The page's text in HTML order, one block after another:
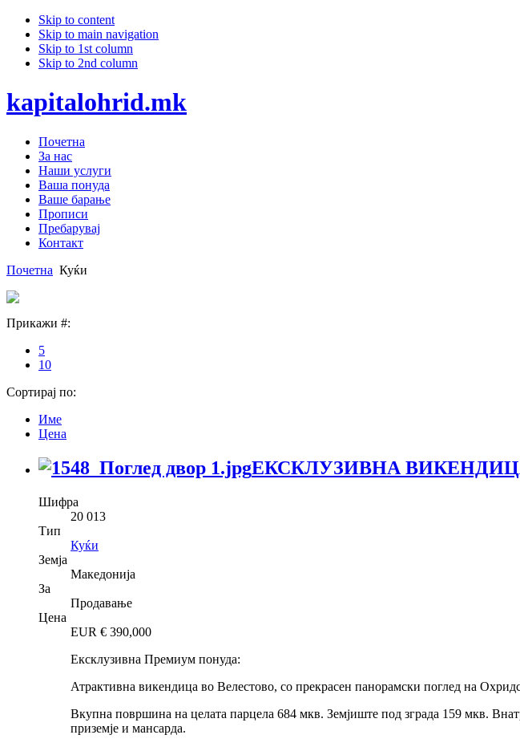
Skip to content
Skip to main navigation
Skip to 1st column
Skip to 2nd column
kapitalohrid.mk
Почетна
За нас
Наши услуги
Ваша понуда
Ваше барање
Прописи
Пребарувај
Контакт
Почетна Куќи
Прикажи #:
5
10
Сортирај по:
Име
Цена
ЕКСКЛУЗИВНА
Шифра
20 013
Тип
Куќи
Земја
Македонија
За
Продавање
Цена
EUR € 390,000
Ексклузивна Премиум понуда:
Атрактивна викендица во Велестово, со прекрасен панорамски поглед на
Вкупна површина на целата парцела 684 мкв. Земјиште под зграда 159 мкв.
приземје и мансарда.